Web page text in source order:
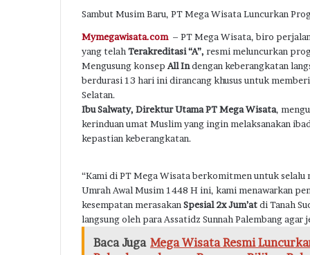
Sambut Musim Baru, PT Mega Wisata Luncurkan
Mymegawisata.com– PT Mega Wisata, biro
yang telahTerakreditasi “A”, resmi meluncurkan
Mengusung konsepAll Indengan keberangkatan
berdurasi 13 hari ini dirancang khusus untuk
Selatan.
Ibu Salwaty, Direktur Utama PT Mega Wisata,
kerinduan umat Muslim yang ingin melaksanakan
kepastian keberangkatan.
“Kami di PT Mega Wisata berkomitmen untuk
Umrah Awal Musim 1448 H ini, kami menawarkan
kesempatan merasakanSpesial 2x Jum’atdi Tanah
langsung oleh para Assatidz Sunnah Palembang
Baca Juga Mega Wisata Resmi